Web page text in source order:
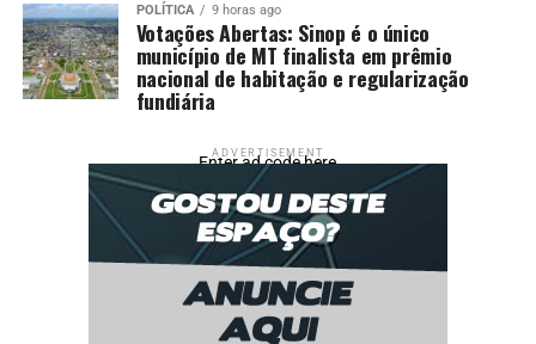
POLÍTICA 9 horas ago
Votações Abertas: Sinop é o único
município de MT finalista em prêmio
nacional de habitação e regularização
fundiária
ADVERTISEMENT
Enter ad code here